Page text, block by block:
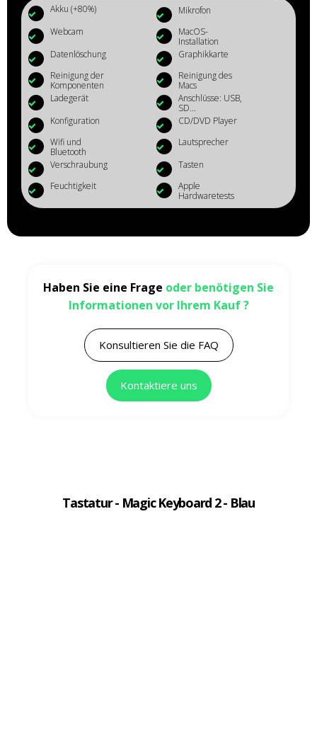
Akku (+80%)
Mikrofon
Webcam
MacOS-
Installation
Datenlöschung
Graphikkarte
Reinigung der
Komponenten
Reinigung des
Macs
Ladegerät
Anschlüsse: USB,
SD...
Konfiguration
CD/DVD Player
Wifi und
Bluetooth
Lautsprecher
Verschraubung
Tasten
Feuchtigkeit
Apple
Hardwaretests
Haben Sie eine Frage oder benötigen Sie
Informationen vor Ihrem Kauf ?
Konsultieren Sie die FAQ
Kontaktiere uns
Tastatur - Magic Keyboard 2 - Blau